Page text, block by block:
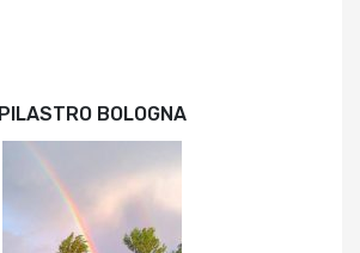
PILASTRO BOLOGNA